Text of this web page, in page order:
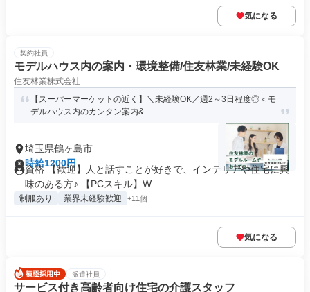
気になる
契約社員
モデルハウス内の案内・環境整備/住友林業/未経験OK
住友林業株式会社
【スーパーマーケットの近く】＼未経験OK／週2～3日程度◎＜モ
デルハウス内のカンタン案内&...
埼玉県鶴ヶ島市
時給1200円
資格 【歓迎】人と話すことが好きで、インテリアや住宅に興
味のある方♪ 【PCスキル】W...
制服あり 業界未経験歓迎 +11個
気になる
派遣社員
サービス付き高齢者向け住宅の介護スタッフ